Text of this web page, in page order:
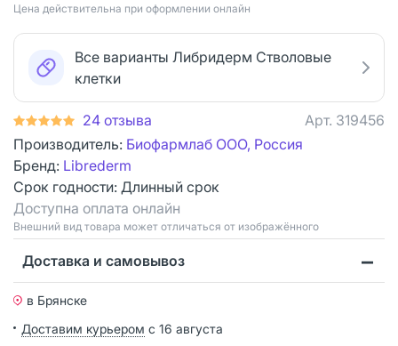
Цена действительна при оформлении онлайн
Все варианты Либридерм Стволовые
клетки
24 отзыва Арт. 319456
Производитель: Биофармлаб ООО, Россия
Бренд: Librederm
Срок годности: Длинный срок
Доступна оплата онлайн
Bнешний вид товара может отличаться от изображённого
Доставка и самовывоз
в Брянске
Доставим курьером с 16 августа